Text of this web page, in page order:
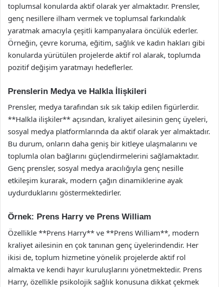
toplumsal konularda aktif olarak yer almaktadır. Prensler,
genç nesillere ilham vermek ve toplumsal farkındalık
yaratmak amacıyla çeşitli kampanyalara öncülük ederler.
Örneğin, çevre koruma, eğitim, sağlık ve kadın hakları gibi
konularda yürütülen projelerde aktif rol alarak, toplumda
pozitif değişim yaratmayı hedeflerler.
Prenslerin Medya ve Halkla İlişkileri
Prensler, medya tarafından sık sık takip edilen figürlerdir.
**Halkla ilişkiler** açısından, kraliyet ailesinin genç üyeleri,
sosyal medya platformlarında da aktif olarak yer almaktadır.
Bu durum, onların daha geniş bir kitleye ulaşmalarını ve
toplumla olan bağlarını güçlendirmelerini sağlamaktadır.
Genç prensler, sosyal medya aracılığıyla genç nesille
etkileşim kurarak, modern çağın dinamiklerine ayak
uydurduklarını göstermektedirler.
Örnek: Prens Harry ve Prens William
Özellikle **Prens Harry** ve **Prens William**, modern
kraliyet ailesinin en çok tanınan genç üyelerindendir. Her
ikisi de, toplum hizmetine yönelik projelerde aktif rol
almakta ve kendi hayır kuruluşlarını yönetmektedir. Prens
Harry, özellikle psikolojik sağlık konusuna dikkat çekmek